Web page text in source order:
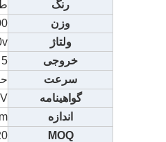
رنگ
وزن
300 گرم
ولتاژ
خروجی
5 ولت
سرعت
گواهینامه
اندازه
MOQ
20